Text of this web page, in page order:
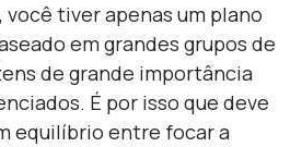
você tiver apenas um plano
em grandes grupos de
de grande importância
É por isso que deve
equilíbrio entre focar a